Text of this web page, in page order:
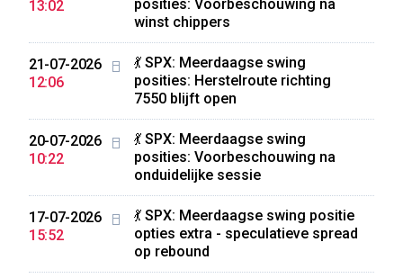
13:02
posities: Voorbeschouwing na
winst chippers
21-07-2026
12:06
💃 SPX: Meerdaagse swing
posities: Herstelroute richting
7550 blijft open
20-07-2026
10:22
💃 SPX: Meerdaagse swing
posities: Voorbeschouwing na
onduidelijke sessie
17-07-2026
15:52
💃 SPX: Meerdaagse swing positie
opties extra - speculatieve spread
op rebound